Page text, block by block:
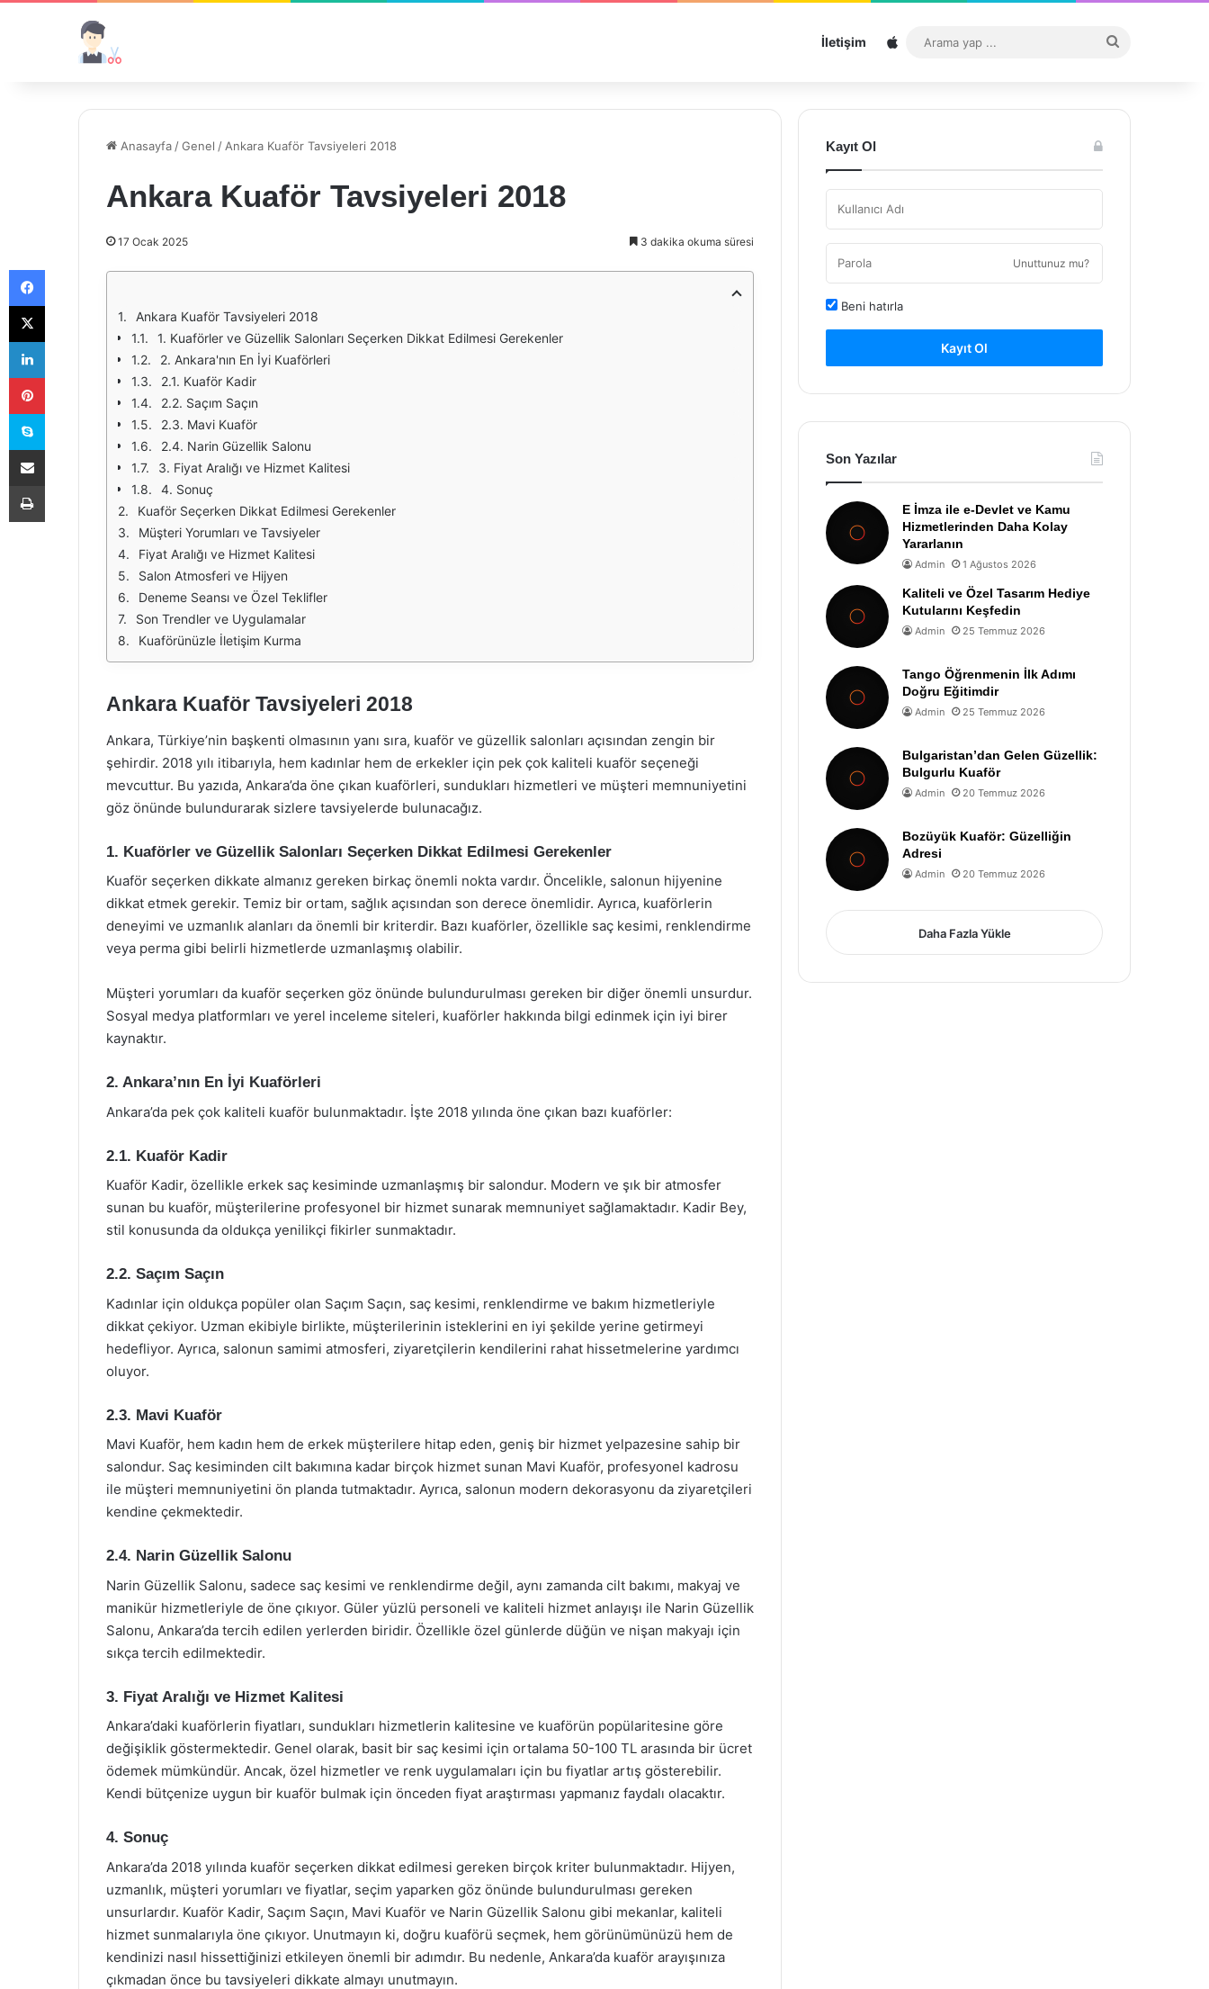
İletişim Sitemap
...
Anasayfa /Genel / Ankara Kuaför Tavsiyeleri 2018
Ankara Kuaför Tavsiyeleri 2018
17 Ocak 2025 3 dakika okuma süresi
Ankara Kuaför Tavsiyeleri 2018
1. Kuaförler ve Güzellik Salonları Seçerken Dikkat Edilmesi Gerekenler
2. Ankara'nın En İyi Kuaförleri
2.1. Kuaför Kadir
2.2. Saçım Saçın
2.3. Mavi Kuaför
2.4. Narin Güzellik Salonu
3. Fiyat Aralığı ve Hizmet Kalitesi
4. Sonuç
Kuaför Seçerken Dikkat Edilmesi Gerekenler
Müşteri Yorumları ve Tavsiyeler
Fiyat Aralığı ve Hizmet Kalitesi
Salon Atmosferi ve Hijyen
Deneme Seansı ve Özel Teklifler
Son Trendler ve Uygulamalar
Kuaförünüzle İletişim Kurma
Ankara Kuaför Tavsiyeleri 2018
Ankara, Türkiye’nin başkenti olmasının yanı sıra, kuaför ve güzellik salonları açısından zengin bir
şehirdir. 2018 yılı itibarıyla, hem kadınlar hem de erkekler için pek çok kaliteli kuaför seçeneği
mevcuttur. Bu yazıda, Ankara’da öne çıkan kuaförleri, sundukları hizmetleri ve müşteri memnuniyetini
göz önünde bulundurarak sizlere tavsiyelerde bulunacağız.
1. Kuaförler ve Güzellik Salonları Seçerken Dikkat Edilmesi Gerekenler
Kuaför seçerken dikkate almanız gereken birkaç önemli nokta vardır. Öncelikle, salonun hijyenine
dikkat etmek gerekir. Temiz bir ortam, sağlık açısından son derece önemlidir. Ayrıca, kuaförlerin
deneyimi ve uzmanlık alanları da önemli bir kriterdir. Bazı kuaförler, özellikle saç kesimi, renklendirme
veya perma gibi belirli hizmetlerde uzmanlaşmış olabilir.
Müşteri yorumları da kuaför seçerken göz önünde bulundurulması gereken bir diğer önemli unsurdur.
Sosyal medya platformları ve yerel inceleme siteleri, kuaförler hakkında bilgi edinmek için iyi birer
kaynaktır.
2. Ankara’nın En İyi Kuaförleri
Ankara’da pek çok kaliteli kuaför bulunmaktadır. İşte 2018 yılında öne çıkan bazı kuaförler:
2.1. Kuaför Kadir
Kuaför Kadir, özellikle erkek saç kesiminde uzmanlaşmış bir salondur. Modern ve şık bir atmosfer
sunan bu kuaför, müşterilerine profesyonel bir hizmet sunarak memnuniyet sağlamaktadır. Kadir Bey,
stil konusunda da oldukça yenilikçi fikirler sunmaktadır.
2.2. Saçım Saçın
Kadınlar için oldukça popüler olan Saçım Saçın, saç kesimi, renklendirme ve bakım hizmetleriyle
dikkat çekiyor. Uzman ekibiyle birlikte, müşterilerinin isteklerini en iyi şekilde yerine getirmeyi
hedefliyor. Ayrıca, salonun samimi atmosferi, ziyaretçilerin kendilerini rahat hissetmelerine yardımcı
oluyor.
2.3. Mavi Kuaför
Mavi Kuaför, hem kadın hem de erkek müşterilere hitap eden, geniş bir hizmet yelpazesine sahip bir
salondur. Saç kesiminden cilt bakımına kadar birçok hizmet sunan Mavi Kuaför, profesyonel kadrosu
ile müşteri memnuniyetini ön planda tutmaktadır. Ayrıca, salonun modern dekorasyonu da ziyaretçileri
kendine çekmektedir.
2.4. Narin Güzellik Salonu
Narin Güzellik Salonu, sadece saç kesimi ve renklendirme değil, aynı zamanda cilt bakımı, makyaj ve
manikür hizmetleriyle de öne çıkıyor. Güler yüzlü personeli ve kaliteli hizmet anlayışı ile Narin Güzellik
Salonu, Ankara’da tercih edilen yerlerden biridir. Özellikle özel günlerde düğün ve nişan makyajı için
sıkça tercih edilmektedir.
3. Fiyat Aralığı ve Hizmet Kalitesi
Ankara’daki kuaförlerin fiyatları, sundukları hizmetlerin kalitesine ve kuaförün popülaritesine göre
değişiklik göstermektedir. Genel olarak, basit bir saç kesimi için ortalama 50-100 TL arasında bir ücret
ödemek mümkündür. Ancak, özel hizmetler ve renk uygulamaları için bu fiyatlar artış gösterebilir.
Kendi bütçenize uygun bir kuaför bulmak için önceden fiyat araştırması yapmanız faydalı olacaktır.
4. Sonuç
Ankara’da 2018 yılında kuaför seçerken dikkat edilmesi gereken birçok kriter bulunmaktadır. Hijyen,
uzmanlık, müşteri yorumları ve fiyatlar, seçim yaparken göz önünde bulundurulması gereken
unsurlardır. Kuaför Kadir, Saçım Saçın, Mavi Kuaför ve Narin Güzellik Salonu gibi mekanlar, kaliteli
hizmet sunmalarıyla öne çıkıyor. Unutmayın ki, doğru kuaförü seçmek, hem görünümünüzü hem de
kendinizi nasıl hissettiğinizi etkileyen önemli bir adımdır. Bu nedenle, Ankara’da kuaför arayışınıza
çıkmadan önce bu tavsiyeleri dikkate almayı unutmayın.
Kayıt Ol
Unuttunuz mu?
Beni hatırla
Kayıt Ol
Son Yazılar
E İmza ile e-Devlet ve Kamu
Hizmetlerinden Daha Kolay
Yararlanın
Admin 1 Ağustos 2026
Kaliteli ve Özel Tasarım Hediye
Kutularını Keşfedin
Admin 25 Temmuz 2026
Tango Öğrenmenin İlk Adımı
Doğru Eğitimdir
Admin 25 Temmuz 2026
Bulgaristan’dan Gelen Güzellik:
Bulgurlu Kuaför
Admin 20 Temmuz 2026
Bozüyük Kuaför: Güzelliğin
Adresi
Admin 20 Temmuz 2026
Daha Fazla Yükle
Facebook
X
LinkedIn
Pinterest
Skype
E-Posta ile paylaş